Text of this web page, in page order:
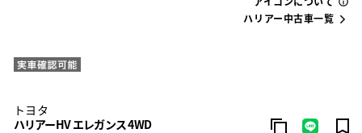
ハリアー中古車一覧
トヨタ
ハリアーHV エレガンス 4WD